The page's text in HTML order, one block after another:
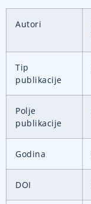
Autori
Tip
publikacije
Polje
publikacije
Godina
DOI